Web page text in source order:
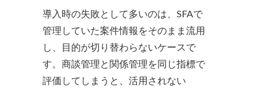
導入時の失敗として多いのは、SFAで
管理していた案件情報をそのまま流用
し、目的が切り替わらないケースで
す。商談管理と関係管理を同じ指標で
評価してしまうと、活用されない